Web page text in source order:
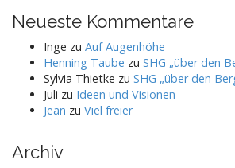
Neueste Kommentare
Inge zu Auf Augenhöhe
Henning Taube zu SHG „über den
Sylvia Thietke zu SHG „über den
Juli zu Ideen und Visionen
Jean zu Viel freier
Archiv